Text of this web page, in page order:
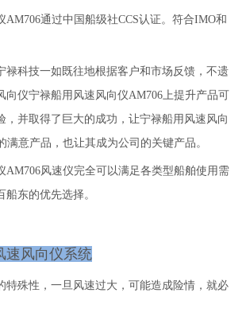
AM706通过中国船级社CCS认证。符合IMO和
禄科技一如既往地根据客户和市场反馈，不遗
向仪宁禄船用风速风向仪AM706上提升产品可
，并取得了巨大的成功，让宁禄船用风速风向
满意产品，也让其成为公司的关键产品。
AM706风速仪完全可以满足各类型船舶使用需
东的优先选择。
风向仪系统
特殊性，一旦风速过大，可能造成险情，就必